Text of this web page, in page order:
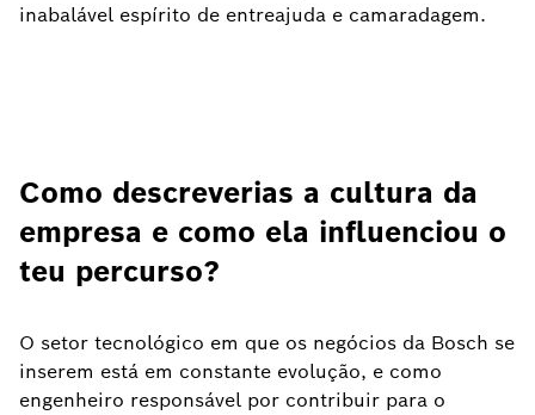
inabalável espírito de entreajuda e camaradagem.
Como descreverias a cultura da
empresa e como ela influenciou o
teu percurso?
O setor tecnológico em que os negócios da Bosch se
inserem está em constante evolução, e como
engenheiro responsável por contribuir para o